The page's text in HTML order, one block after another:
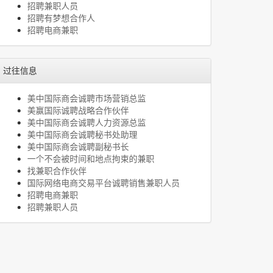
招聘兼职人员
招聘有梦想合作人
招聘电商兼职
过往信息
美中国际商会诚聘市场营销总监
美赢国际诚聘战略合作伙伴
美中国际商会诚聘人力资源总监
美中国际商会诚聘秘书处助理
美中国际商会诚聘副秘书长
一个不会被时间和地点拘束的兼职
找兼职合作伙伴
国际网络电商交易平台诚聘销售兼职人员
招聘电商兼职
招聘兼职人员